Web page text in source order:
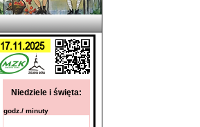
17.11.2025
Niedziele i święta:
godz./ minuty